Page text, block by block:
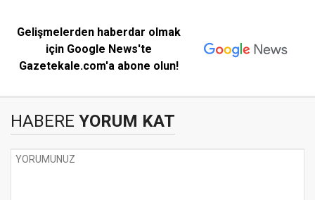
Gelişmelerden haberdar olmak
için Google News'te
Gazetekale.com'a abone olun!
HABERE YORUM KAT